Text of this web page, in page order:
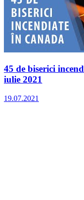
45 de biserici
iulie 2021
19.07.2021